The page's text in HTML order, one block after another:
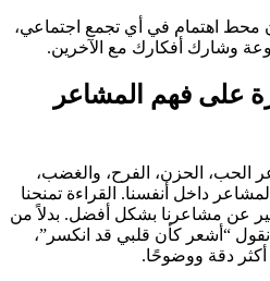
محط اهتمام في أي تجمع اجتماعي،
وشارك أفكارك مع الآخرين.
على فهم المشاعر
الحب، الحزن، الفرح، والغضب،
داخل أنفسنا. القراءة تمنحنا
عن مشاعرنا بشكل أفضل. بدلاً من
نقول “أشعر كأن قلبي قد انكسر”،
أكثر دقة ووضوحًا.